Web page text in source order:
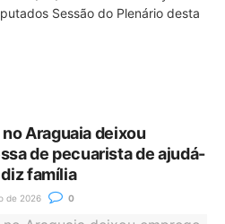
Sessão do Plenário desta
Araguaia deixou
de pecuarista de ajudá-
família
de 2026 0